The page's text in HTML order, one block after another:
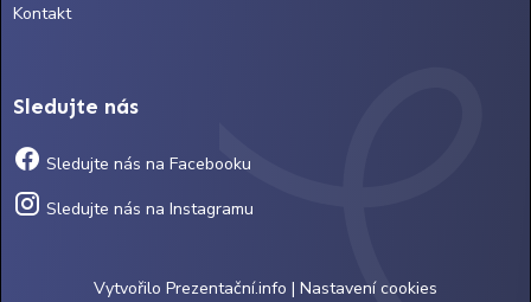
Kontakt
Sledujte nás
Sledujte nás na Facebooku
Sledujte nás na Instagramu
Vytvořilo Prezentační.info | Nastavení cookies